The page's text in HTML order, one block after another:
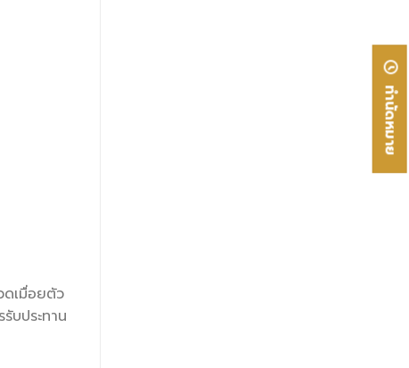
ดเมื่อยตัว
บประทาน
ทำนัดหมาย